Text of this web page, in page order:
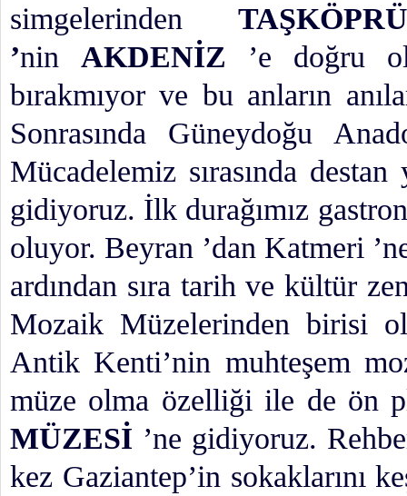
simgelerinden
’ninAKDENİZ ’e doğru
bırakmıyor ve bu anların
Sonrasında Güneydoğu
Mücadelemiz sırasında
gidiyoruz. İlk durağımız
oluyor. Beyran ’dan Katmeri
ardından sıra tarih ve kültür
Mozaik Müzelerinden birisi
Antik Kenti’nin muhteşem
müze olma özelliği ile de ön
MÜZESİ ’ne gidiyoruz.
kez Gaziantep’in sokaklarını